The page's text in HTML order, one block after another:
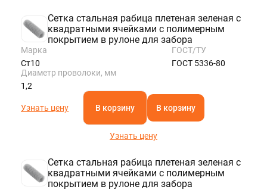
Сетка стальная рабица плетеная зеленая с
квадратными ячейками с полимерным
покрытием в рулоне для забора
Марка
Ст10
ГОСТ/ТУ
ГОСТ 5336-80
Диаметр проволоки, мм
1,2
Узнать цену В корзину В корзину
Узнать цену
Сетка стальная рабица плетеная зеленая с
квадратными ячейками с полимерным
покрытием в рулоне для забора